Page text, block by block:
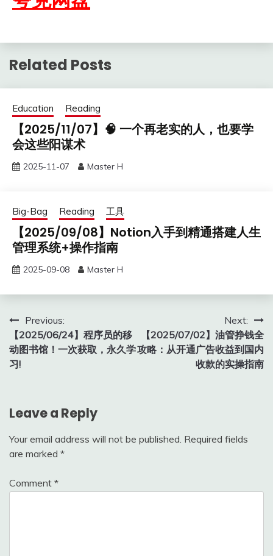
Related Posts
Education Reading
【2025/11/07】🧠 一个再老实的人，也要学
会这些阳谋术
2025-11-07 Master H
Big-Bag Reading 工具
【2025/09/08】Notion入手到精通搭建人生
管理系统+操作指南
2025-09-08 Master H
Post
navigation
Previous:
【2025/06/24】程序员的移
动图书馆！一次获取，永久学
习!
Next:
【2025/07/02】油管挣钱全
攻略：从开通广告收益到国内
收款的实操指南
Leave a Reply
Your email address will not be published. Required fields
are marked *
Comment *